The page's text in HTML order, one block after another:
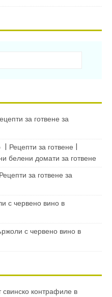
за готвене за
Рецепти за готвене |
белени домати за готвене
за готвене за
с червено вино в
с червено вино в
контрафиле в